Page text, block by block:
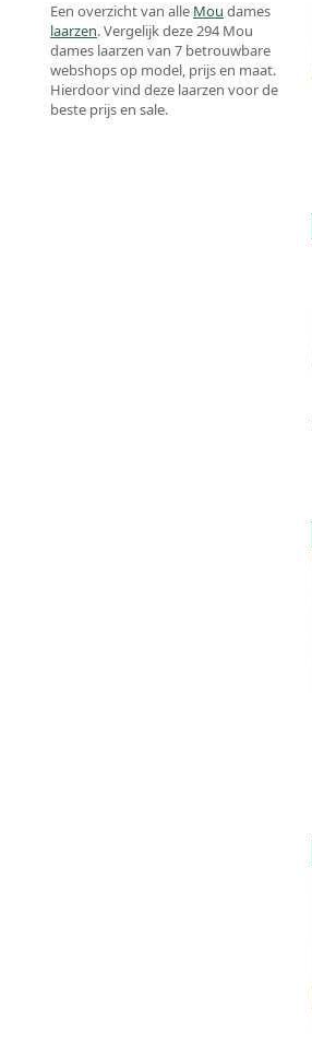
Een overzicht van alle Mou dames
laarzen. Vergelijk deze 294 Mou
dames laarzen van 7 betrouwbare
webshops op model, prijs en maat.
Hierdoor vind deze laarzen voor de
beste prijs en sale.